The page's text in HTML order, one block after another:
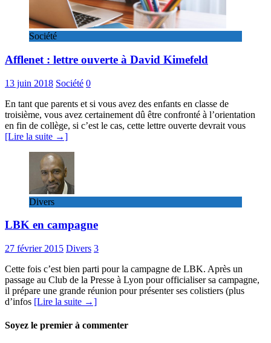
Société
Afflenet : lettre ouverte à David Kimefeld
13 juin 2018 Société 0
En tant que parents et si vous avez des enfants en classe de
troisième, vous avez certainement dû être confronté à l’orientation
en fin de collège, si c’est le cas, cette lettre ouverte devrait vous
[Lire la suite →]
Divers
LBK en campagne
27 février 2015 Divers 3
Cette fois c’est bien parti pour la campagne de LBK. Après un
passage au Club de la Presse à Lyon pour officialiser sa campagne,
il prépare une grande réunion pour présenter ses colistiers (plus
d’infos [Lire la suite →]
Soyez le premier à commenter